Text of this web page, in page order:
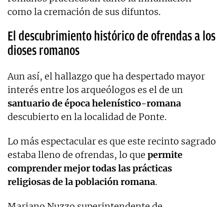
como la cremación de sus difuntos.
El descubrimiento histórico de ofrendas a los
dioses romanos
Aun así, el hallazgo que ha despertado mayor
interés entre los arqueólogos es el de un
santuario de época helenístico-romana
descubierto en la localidad de Ponte.
Lo más espectacular es que este recinto sagrado
estaba lleno de ofrendas, lo que permite
comprender mejor todas las prácticas
religiosas de la población romana.